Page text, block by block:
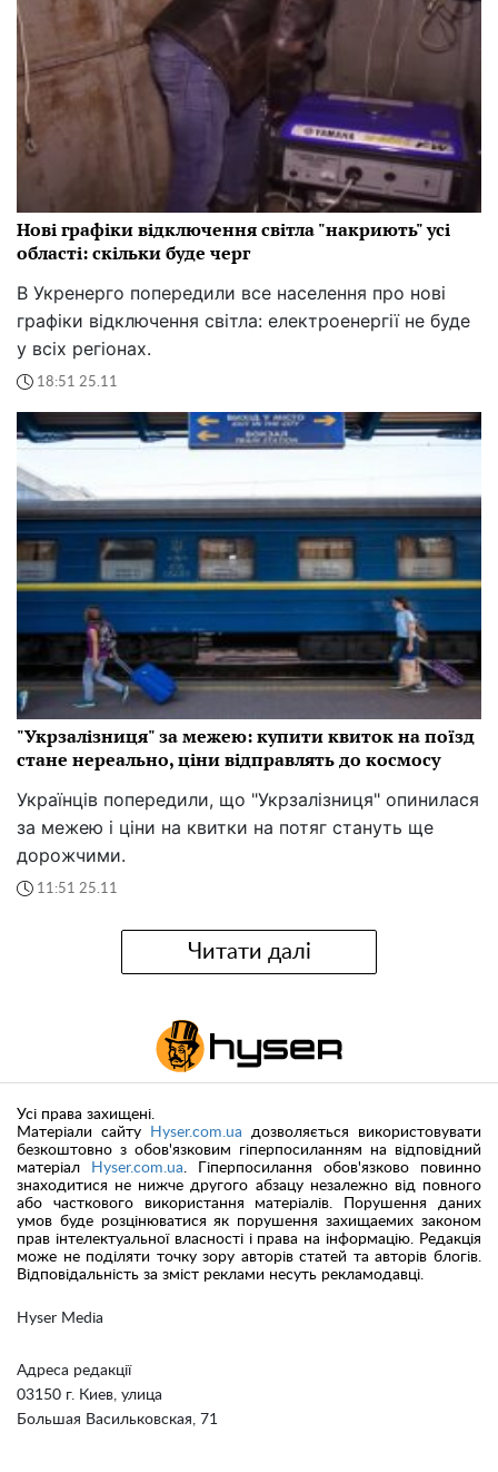
Нові графіки відключення світла "накриють" усі
області: скільки буде черг
В Укренерго попередили все населення про нові
графіки відключення світла: електроенергії не буде
у всіх регіонах.
18:51 25.11
"Укрзалізниця" за межею: купити квиток на поїзд
стане нереально, ціни відправлять до космосу
Українців попередили, що "Укрзалізниця" опинилася
за межею і ціни на квитки на потяг стануть ще
дорожчими.
11:51 25.11
Читати далі
Hyser Media
Адреса редакції
03150 г. Киев, улица
Большая Васильковская, 71
Усі права захищені.
Матеріали сайту
Hyser.com.ua дозволяється використовувати
безкоштовно з обов'язковим гіперпосиланням на відповідний
матеріал
Hyser.com.ua. Гіперпосилання обов'язково повинно
знаходитися не нижче другого абзацу незалежно від повного
або часткового використання матеріалів. Порушення даних
умов буде розцінюватися як порушення захищаемих законом
прав інтелектуальної власності і права на інформацію. Редакція
може не поділяти точку зору авторів статей та авторів блогів.
Відповідальність за зміст реклами несуть рекламодавці.